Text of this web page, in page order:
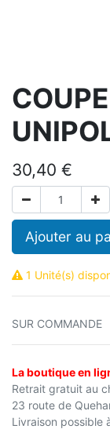
30,40 €
Ajouter au
1 Unité(s)
SUR COMMANDE
La boutique en
Retrait gratuit au
23 route de
Livraison possible